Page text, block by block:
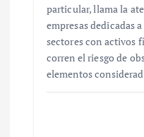
particular, llama la
empresas dedicadas
sectores con activos
corren el riesgo de
elementos